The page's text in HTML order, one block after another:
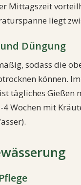
Mittagszeit
liegt
Düngung
sodass die
können.
tägliches Gießen
4 Wochen mit